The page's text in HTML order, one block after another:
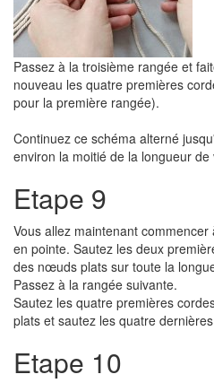
Passez à la troisième rangée et
nouveau les quatre premières
pour la première rangée).
Continuez ce schéma alterné
environ la moitié de la longueur de
Etape 9
Vous allez maintenant
en pointe. Sautez les deux
des nœuds plats sur toute la
Passez à la rangée suivante.
Sautez les quatre premières
plats et sautez les quatre
Etape 10